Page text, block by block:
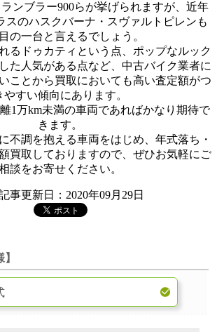
ンブラー900らが挙げられますが、近年
スのハスクバーナ・スヴァルトピレンも
の一台と言えるでしょう。
るドゥカティという点、ポップなルック
た人気がある点など、中古バイク業者に
ことから買取においても高い査定額がつ
やすい傾向にあります。
1万km未満の車両であればかなり期待で
きます。
不調を抱える車両をはじめ、年式落ち・
買取しておりますので、ぜひお気軽にご
談をお寄せください。
事更新日：2020年09月29日